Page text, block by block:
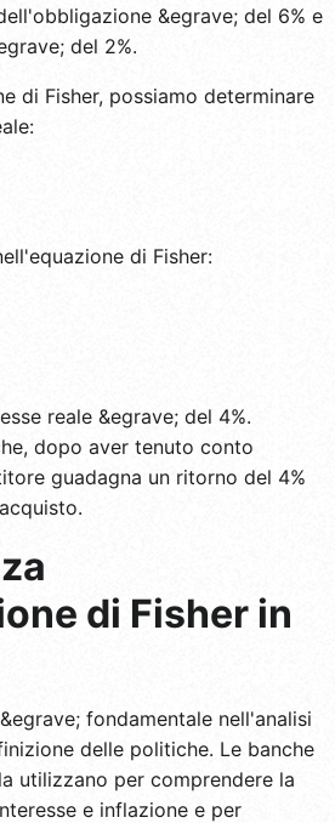
&egrave; del 6% e
del 2%.
di Fisher, possiamo determinare
di Fisher:
reale &egrave; del 4%.
dopo aver tenuto conto
guadagna un ritorno del 4%
di Fisher in
fondamentale nell'analisi
delle politiche. Le banche
utilizzano per comprendere la
e inflazione e per